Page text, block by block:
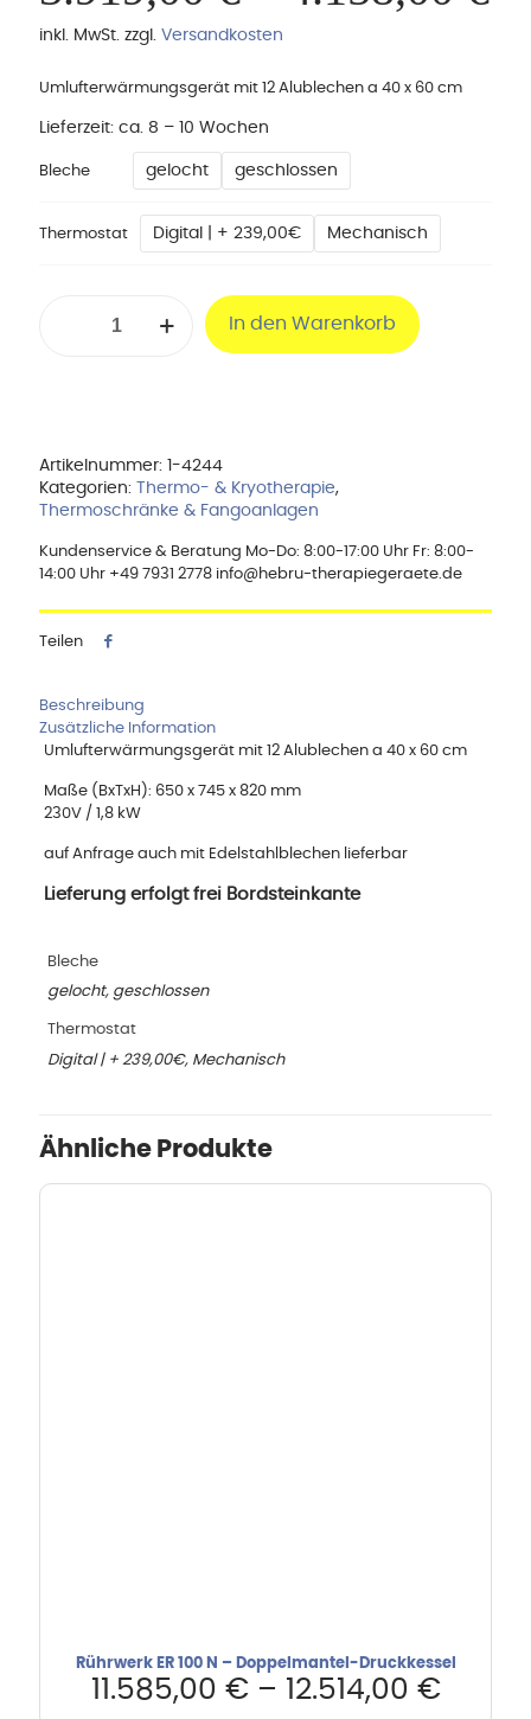
inkl. MwSt. zzgl. Versandkosten
Umlufterwärmungsgerät mit 12 Alublechen a 40 x 60 cm
Lieferzeit: ca. 8 – 10 Wochen
Bleche gelocht geschlossen
Thermostat Digital | + 239,00€ Mechanisch
FW4060/12
In den Warenkorb
Artikelnummer: 1-4244
Kategorien:
Thermo- & Kryotherapie,
Thermoschränke & Fangoanlagen
Kundenservice & Beratung Mo-Do: 8:00-17:00 Uhr Fr: 8:00-
14:00 Uhr +49 7931 2778 info@hebru-therapiegeraete.de
Teilen
Beschreibung
Zusätzliche Information
Umlufterwärmungsgerät mit 12 Alublechen a 40 x 60 cm
Maße (BxTxH): 650 x 745 x 820 mm
230V / 1,8 kW
auf Anfrage auch mit Edelstahlblechen lieferbar
Lieferung erfolgt frei Bordsteinkante
Bleche
gelocht, geschlossen
Thermostat
Digital | + 239,00€, Mechanisch
Ähnliche Produkte
Rührwerk ER 100 N – Doppelmantel-Druckkessel
11.585,00 €– 12.514,00 €